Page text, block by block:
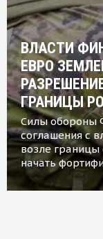
ВЛАСТИ
ЕВРО
ГРАНИЦЫ
Силы обороны
соглашения с
возле
начать